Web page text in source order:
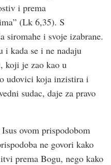
i prema
(Lk 6,35). S
siromahe i svoje izabrane.
i kada se i ne nadaju
koji je zao kao u
udovici koja inzistira i
sudac, daje za pravo
ovom prispodobom
ne govori kako
prema Bogu, nego kako